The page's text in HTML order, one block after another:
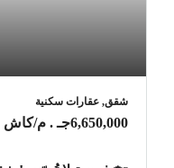
شقق, عقارات سكنية
6,650,000جـ . م /كاش